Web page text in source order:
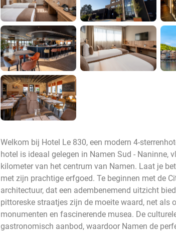
Welkom bij Hotel Le 830, een modern 4-
hotel is ideaal gelegen in Namen Sud - Naninne,
kilometer van het centrum van Namen. Laat je
met zijn prachtige erfgoed. Te beginnen met de
architectuur, dat een adembenemend uitzicht
pittoreske straatjes zijn de moeite waard, net als
monumenten en fascinerende musea. De
gastronomisch aanbod, waardoor Namen de